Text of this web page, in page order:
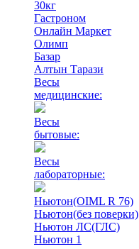
30кг
Гастроном
Онлайн Маркет
Олимп
Базар
Алтын Тарази
Весы
медицинские:
Весы
бытовые:
Весы
лабораторные:
Ньютон(OIML R 76)
Ньютон(без поверки)
Ньютон ЛС(ГЛС)
Ньютон 1